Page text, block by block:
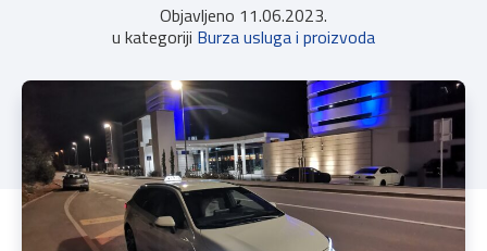
Objavljeno 11.06.2023.
u kategoriji Burza usluga i proizvoda